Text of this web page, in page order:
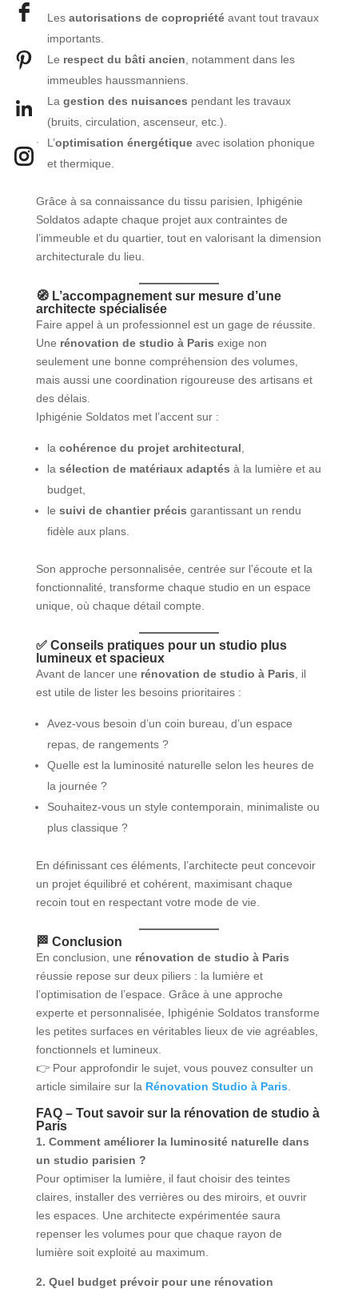
Les autorisations de copropriétéavant tout travaux
importants.
Le respect du bâti ancien , notamment dans les
immeubles haussmanniens.
La gestion des nuisances pendant les travaux
(bruits, circulation, ascenseur, etc.).
L’optimisation énergétiqueavec isolation phonique
et thermique.
Grâce à sa connaissance du tissu parisien, Iphigénie
Soldatos adapte chaque projet aux contraintes de
l’immeuble et du quartier, tout en valorisant la dimension
architecturale du lieu.
🧭 L’accompagnement sur mesure d’une
architecte spécialisée
Faire appel à un professionnel est un gage de réussite.
Une rénovation de studio à Paris exige non
seulement une bonne compréhension des volumes,
mais aussi une coordination rigoureuse des artisans et
des délais.
Iphigénie Soldatos met l’accent sur :
la cohérence du projet architectural
la sélection de matériaux adaptés à la lumière et au
budget,
le suivi de chantier précis garantissant un rendu
fidèle aux plans.
Son approche personnalisée, centrée sur l’écoute et la
fonctionnalité, transforme chaque studio en un espace
unique, où chaque détail compte.
✅ Conseils pratiques pour un studio plus
lumineux et spacieux
Avant de lancer une rénovation de studio à Paris , il
est utile de lister les besoins prioritaires :
Avez-vous besoin d’un coin bureau, d’un espace
repas, de rangements ?
Quelle est la luminosité naturelle selon les heures de
la journée ?
Souhaitez-vous un style contemporain, minimaliste ou
plus classique ?
En définissant ces éléments, l’architecte peut concevoir
un projet équilibré et cohérent, maximisant chaque
recoin tout en respectant votre mode de vie.
🏁 Conclusion
En conclusion, une rénovation de studio à Paris
réussie repose sur deux piliers : la lumière et
l’optimisation de l’espace. Grâce à une approche
experte et personnalisée, Iphigénie Soldatos transforme
les petites surfaces en véritables lieux de vie agréables,
fonctionnels et lumineux.
👉 Pour approfondir le sujet, vous pouvez consulter un
article similaire sur la Rénovation Studio à Paris
FAQ – Tout savoir sur la rénovation de studio à
Paris
1. Comment améliorer la luminosité naturelle dans
un studio parisien ?
Pour optimiser la lumière, il faut choisir des teintes
claires, installer des verrières ou des miroirs, et ouvrir
les espaces. Une architecte expérimentée saura
repenser les volumes pour que chaque rayon de
lumière soit exploité au maximum.
2. Quel budget prévoir pour une rénovation